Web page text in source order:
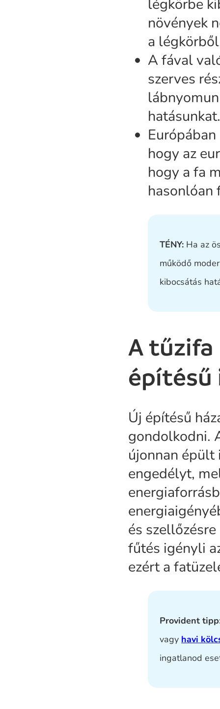
légkörbe
növények
a
A fával
szerves
hogy az
hogy a fa
hasonlóan
TÉNY: Ha az
működő
kibocsátás
A tűzifa
építésű
Új építésű
gondolkodni.
újonnan
engedélyt,
és
fűtés igényli
ezért a
Provident
vagy havi
ingatlanod